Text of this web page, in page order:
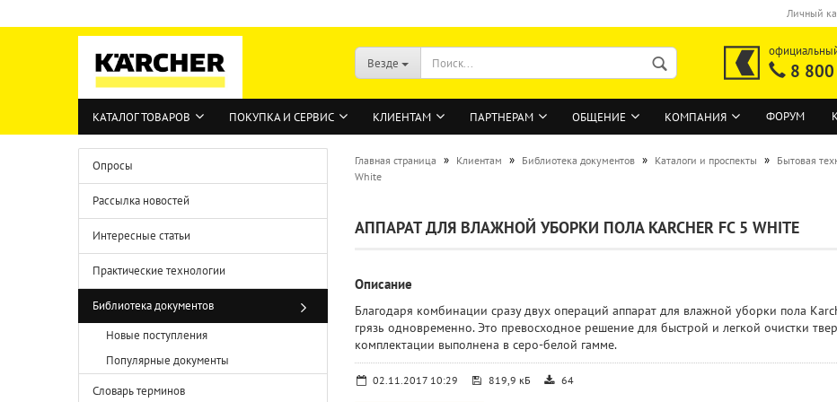
Личный
Везде 8
КАТАЛОГ ТОВАРОВ ПОКУПКА И СЕРВИС КЛИЕНТАМ ПАРТНЕРАМ ОБЩЕНИЕ КОМПАНИЯ ФОРУМ
Главная страница » Клиентам » Библиотека документов » Каталоги и проспекты » Бытовая
White
АППАРАТ ДЛЯ ВЛАЖНОЙ УБОРКИ ПОЛА KARCHER FC 5 WHITE
Описание
Благодаря комбинации сразу двух операций аппарат для влажной уборки пола
грязь одновременно. Это превосходное решение для быстрой и легкой очистки
комплектации выполнена в серо-белой гамме.
02.11.2017 10:29 819,9 кБ 64
Опросы
Рассылка новостей
Интересные статьи
Практические технологии
Библиотека документов
Новые поступления
Популярные документы
Словарь терминов